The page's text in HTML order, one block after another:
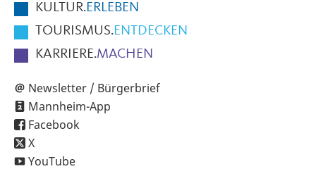
KULTUR.ERLEBEN
TOURISMUS.ENTDECKEN
KARRIERE.MACHEN
Newsletter / Bürgerbrief
Mannheim-App
Facebook
X
YouTube